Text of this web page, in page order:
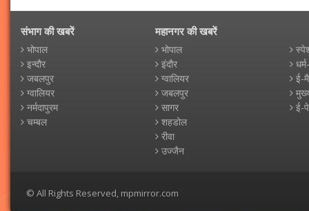
संभाग की खबरें
भोपाल
इन्दौर
जबलपुर
ग्वालियर
नर्मदापुरम
चम्बल
महानगर की खबरें
भोपाल
इंदौर
ग्वालियर
जबलपुर
सागर
शहडोल
रीवा
उज्जैन
ई-
ई-
© All Rights Reserved, mpmirror.com